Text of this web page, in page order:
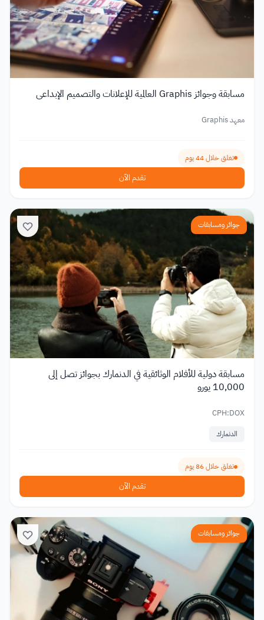
مسابقة وجوائز Graphis العالمية للإعلانات والتصميم الإبداعي
معهد Graphis
تغلق خلال 44 يوم
تقدم الآن
جوائز ومسابقات
مسابقة دولية للأفلام الوثائقية في الدنمارك بجوائز تصل إلى
10,000 يورو
CPH:DOX
الدنمارك
تغلق خلال 86 يوم
تقدم الآن
جوائز ومسابقات